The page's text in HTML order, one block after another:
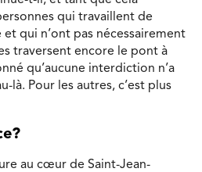
qui travaillent de
et qui n’ont pas nécessairement
traversent encore le pont à
qu’aucune interdiction n’a
là. Pour les autres, c’est plus
au cœur de Saint-Jean-